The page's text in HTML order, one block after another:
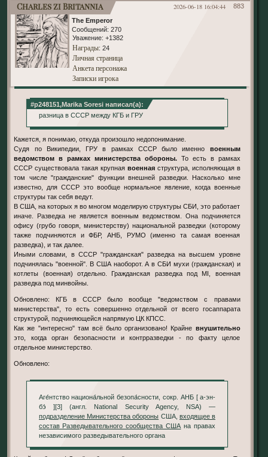
883
2026-06-18 16:04:44
Charles zi Britannia
The Emperor
Сообщений: 270
Уважение: +1382
Награды: 24
Личная страница
Анкета персонажа
Записки игрока
#p248151,Marika Soresi написал(а):
разница в СССР между КГБ и ГРУ
Кажется, я понимаю, откуда произошло недопонимание.
Судя по Википедии, ГРУ в рамках СССР было именно военным
ведомством в рамках министерства обороны.То есть в рамках
СССР существовала такая крупная военнаяструктура, исполняющая в
том числе "гражданские" функции внешней разведки. Насколько мне
известно, для СССР это вообще нормальное явление, когда военные
структуры так себя ведут.
В США, на которых я во многом моделирую структуры СБИ, это работает
иначе. Разведка не является военным ведомством. Она подчиняется
офису (грубо говоря, министерству) национальной разведки (которому
также подчиняются и ФБР, АНБ, РУМО (именно та самая военная
разведка), и так далее.
Иными словами, в СССР "гражданская" разведка на высшем уровне
подчинялась "военной". В США наоборот. А в СБИ мухи (гражданская) и
котлеты (военная) отдельно. Гражданская разведка под MI, военная
разведка под минвойны.
Обновлено: КГБ в СССР было вообще "ведомством с правами
министерства", то есть совершенно отдельной от всего госаппарата
структурой, подчиняющейся напрямую ЦК КПСС.
Как же "интересно" там всё было организовано! Крайне внушительно
это, когда орган безопасности и контрразведки - по факту целое
отдельное министерство.
Обновлено:
Аге́нтство национа́льной безопа́сности, сокр. АНБ [ а-эн-
бэ́ ][3] (англ. National Security Agency, NSA) —
подразделение Министерства обороны США, входящее в
состав Разведывательного сообщества США на правах
независимого разведывательного органа